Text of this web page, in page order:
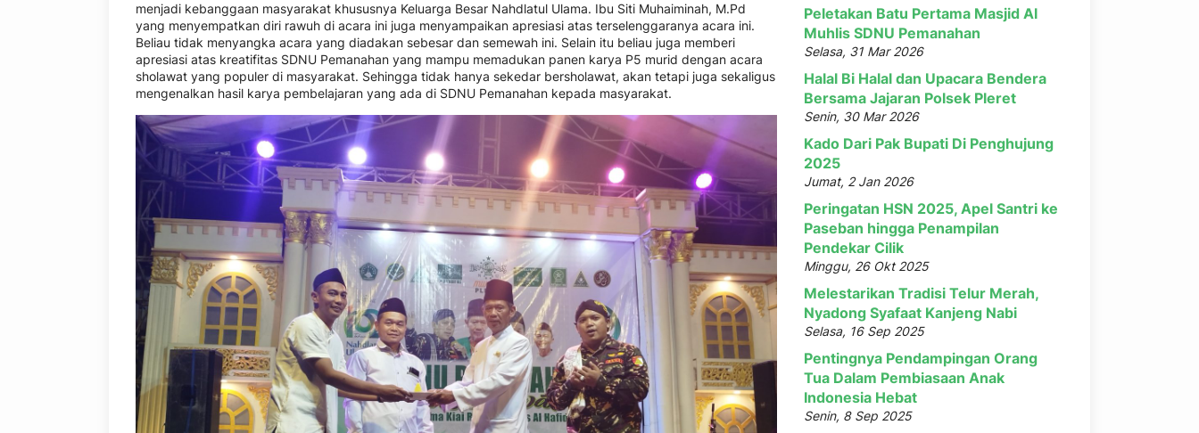
menjadi kebanggaan masyarakat khususnya Keluarga Besar Nahdlatul Ulama. Ibu Siti Muhaiminah, M.Pd
yang menyempatkan diri rawuh di acara ini juga menyampaikan apresiasi atas terselenggaranya acara ini.
Beliau tidak menyangka acara yang diadakan sebesar dan semewah ini. Selain itu beliau juga memberi
apresiasi atas kreatifitas SDNU Pemanahan yang mampu memadukan panen karya P5 murid dengan acara
sholawat yang populer di masyarakat. Sehingga tidak hanya sekedar bersholawat, akan tetapi juga sekaligus
mengenalkan hasil karya pembelajaran yang ada di SDNU Pemanahan kepada masyarakat.
Peletakan Batu Pertama Masjid Al
Muhlis SDNU Pemanahan
Selasa, 31 Mar 2026
Halal Bi Halal dan Upacara Bendera
Bersama Jajaran Polsek Pleret
Senin, 30 Mar 2026
Kado Dari Pak Bupati Di Penghujung
2025
Jumat, 2 Jan 2026
Peringatan HSN 2025, Apel Santri ke
Paseban hingga Penampilan
Pendekar Cilik
Minggu, 26 Okt 2025
Melestarikan Tradisi Telur Merah,
Nyadong Syafaat Kanjeng Nabi
Selasa, 16 Sep 2025
Pentingnya Pendampingan Orang
Tua Dalam Pembiasaan Anak
Indonesia Hebat
Senin, 8 Sep 2025